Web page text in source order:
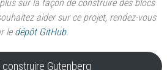
sur la façon de construire des blocs
aider sur ce projet, rendez-vous
le dépôt GitHub.
construire Gutenberg